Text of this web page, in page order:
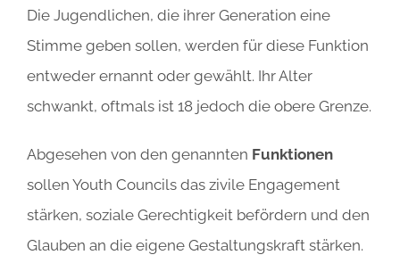
Die Jugendlichen, die ihrer Generation eine
Stimme geben sollen, werden für diese Funktion
entweder ernannt oder gewählt. Ihr Alter
schwankt, oftmals ist 18 jedoch die obere Grenze.
Abgesehen von den genannten Funktionen
sollen Youth Councils das zivile Engagement
stärken, soziale Gerechtigkeit befördern und den
Glauben an die eigene Gestaltungskraft stärken.